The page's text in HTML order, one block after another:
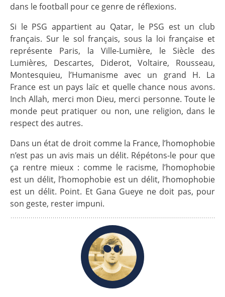
dans le football pour ce genre de réflexions.
Si le PSG appartient au Qatar, le PSG est un club
français. Sur le sol français, sous la loi française et
représente Paris, la Ville-Lumière, le Siècle des
Lumières, Descartes, Diderot, Voltaire, Rousseau,
Montesquieu, l’Humanisme avec un grand H. La
France est un pays laïc et quelle chance nous avons.
Inch Allah, merci mon Dieu, merci personne. Toute le
monde peut pratiquer ou non, une religion, dans le
respect des autres.
Dans un état de droit comme la France, l’homophobie
n’est pas un avis mais un délit. Répétons-le pour que
ça rentre mieux : comme le racisme, l’homophobie
est un délit, l’homophobie est un délit, l’homophobie
est un délit. Point. Et Gana Gueye ne doit pas, pour
son geste, rester impuni.